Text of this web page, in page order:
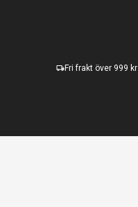
Fri frakt över 999 kr